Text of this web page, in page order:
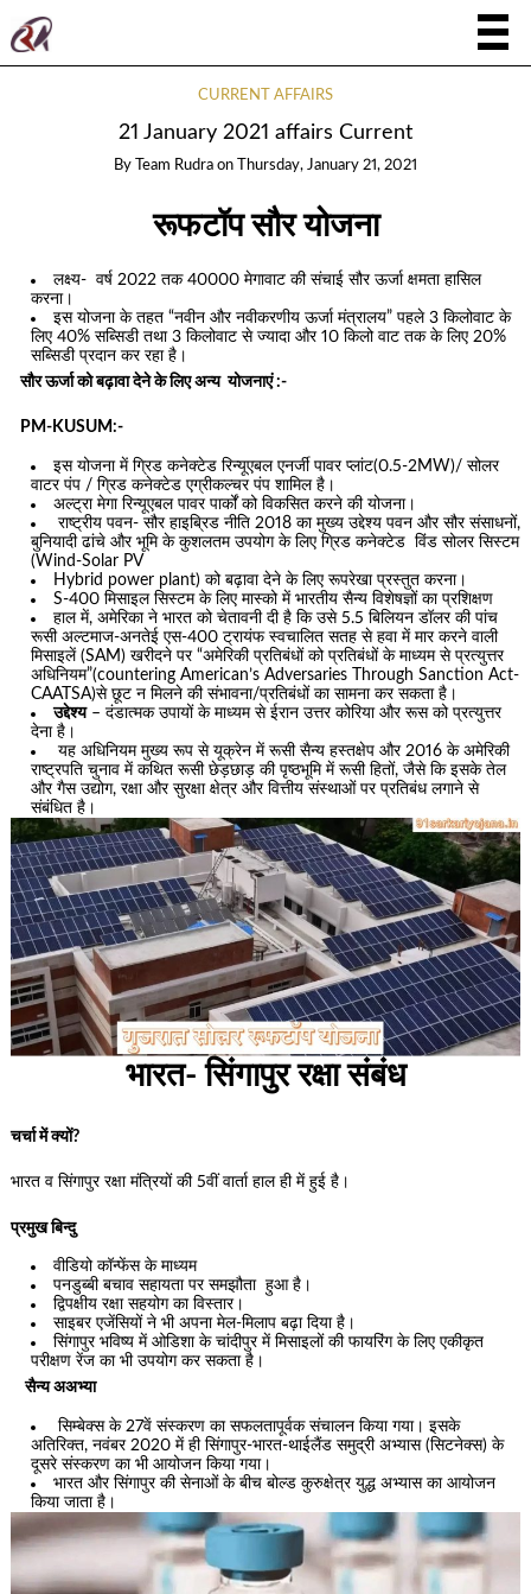
CURRENT AFFAIRS
21 January 2021 affairs Current
By Team Rudra on Thursday, January 21, 2021
रूफटॉप सौर योजना
लक्ष्य- वर्ष 2022 तक 40000 मेगावाट की संचाई सौर ऊर्जा क्षमता हासिल
करना।
इस योजना के तहत “नवीन और नवीकरणीय ऊर्जा मंत्रालय” पहले 3 किलोवाट के
लिए 40% सब्सिडी तथा 3 किलोवाट से ज्यादा और 10 किलो वाट तक के लिए 20%
सब्सिडी प्रदान कर रहा है।
सौर ऊर्जा को बढ़ावा देने के लिए अन्य योजनाएं :-
PM-KUSUM:-
इस योजना में ग्रिड कनेक्टेड रिन्यूएबल एनर्जी पावर प्लांट(0.5-2MW)/ सोलर
वाटर पंप / ग्रिड कनेक्टेड एग्रीकल्चर पंप शामिल है।
अल्ट्रा मेगा रिन्यूएबल पावर पार्कों को विकसित करने की योजना।
राष्ट्रीय पवन- सौर हाइब्रिड नीति 2018 का मुख्य उद्देश्य पवन और सौर संसाधनों,
बुनियादी ढांचे और भूमि के कुशलतम उपयोग के लिए ग्रिड कनेक्टेड विंड सोलर सिस्टम
(Wind-Solar PV
Hybrid power plant) को बढ़ावा देने के लिए रूपरेखा प्रस्तुत करना।
S-400 मिसाइल सिस्टम के लिए मास्को में भारतीय सैन्य विशेषज्ञों का प्रशिक्षण
हाल में, अमेरिका ने भारत को चेतावनी दी है कि उसे 5.5 बिलियन डॉलर की पांच
रूसी अल्टमाज-अनतेई एस-400 ट्रायंफ स्वचालित सतह से हवा में मार करने वाली
मिसाइलें (SAM) खरीदने पर “अमेरिकी प्रतिबंधों को प्रतिबंधों के माध्यम से प्रत्युत्तर
अधिनियम”(countering American’s Adversaries Through Sanction Act-
CAATSA)से छूट न मिलने की संभावना/प्रतिबंधों का सामना कर सकता है।
उद्देश्य– दंडात्मक उपायों के माध्यम से ईरान उत्तर कोरिया और रूस को प्रत्युत्तर
देना है।
यह अधिनियम मुख्य रूप से यूक्रेन में रूसी सैन्य हस्तक्षेप और 2016 के अमेरिकी
राष्ट्रपति चुनाव में कथित रूसी छेड़छाड़ की पृष्ठभूमि में रूसी हितों, जैसे कि इसके तेल
और गैस उद्योग, रक्षा और सुरक्षा क्षेत्र और वित्तीय संस्थाओं पर प्रतिबंध लगाने से
संबंधित है।
भारत- सिंगापुर रक्षा संबंध
चर्चा में क्यों?
भारत व सिंगापुर रक्षा मंत्रियों की 5वीं वार्ता हाल ही में हुई है।
प्रमुख बिन्दु
वीडियो कॉन्फेंस के माध्यम
पनडुब्बी बचाव सहायता पर समझौता हुआ है।
द्विपक्षीय रक्षा सहयोग का विस्तार।
साइबर एजेंसियों ने भी अपना मेल-मिलाप बढ़ा दिया है।
सिंगापुर भविष्य में ओडिशा के चांदीपुर में मिसाइलों की फायरिंग के लिए एकीकृत
परीक्षण रेंज का भी उपयोग कर सकता है।
सैन्य अअभ्या
सिम्बेक्स के 27वें संस्करण का सफलतापूर्वक संचालन किया गया। इसके
अतिरिक्त, नवंबर 2020 में ही सिंगापुर-भारत-थाईलैंड समुद्री अभ्यास (सिटनेक्स) के
दूसरे संस्करण का भी आयोजन किया गया।
भारत और सिंगापुर की सेनाओं के बीच बोल्ड कुरुक्षेत्र युद्ध अभ्यास का आयोजन
किया जाता है।